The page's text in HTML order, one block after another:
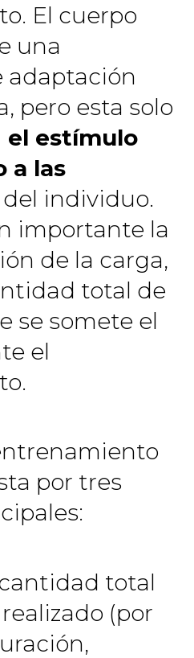
El cuerpo
una
adaptación
pero esta solo
el estímulo
a las
del individuo.
importante la
de la carga,
total de
se somete el
el
por tres
total
(por